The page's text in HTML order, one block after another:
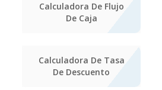
Calculadora De Flujo
De Caja
Calculadora De Tasa
De Descuento